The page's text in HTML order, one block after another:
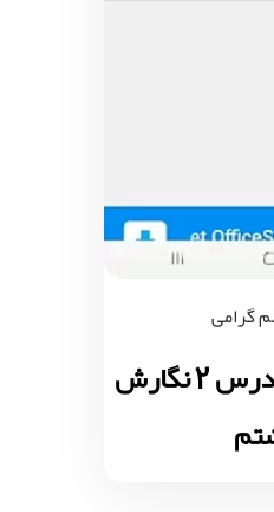
گرامی
ویدیو آموزش درس 2 نگارش